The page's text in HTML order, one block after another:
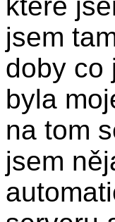
jsem
doby co
byla
na tom
jsem